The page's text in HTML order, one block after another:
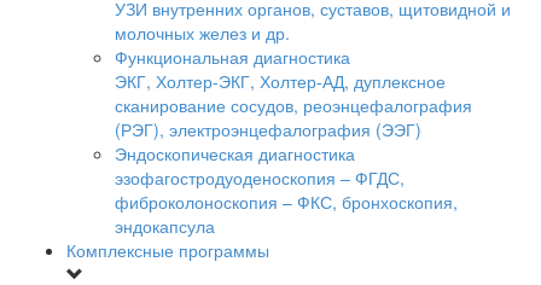
УЗИ внутренних органов, суставов, щитовидной и
молочных желез и др.
Функциональная диагностика
ЭКГ, Холтер-ЭКГ, Холтер-АД, дуплексное
сканирование сосудов, реоэнцефалография
(РЭГ), электроэнцефалография (ЭЭГ)
Эндоскопическая диагностика
эзофагостродуоденоскопия – ФГДС,
фиброколоноскопия – ФКС, бронхоскопия,
эндокапсула
Комплексные программы